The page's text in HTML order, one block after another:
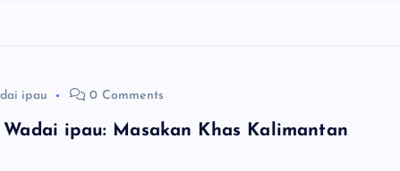
ipau 0 Comments
ipau: Masakan Khas Kalimantan